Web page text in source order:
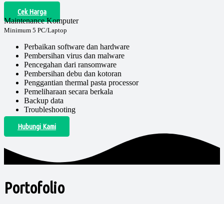
Cek Harga
Maintenance Komputer
Minimum 5 PC/Laptop
Perbaikan software dan hardware
Pembersihan virus dan malware
Pencegahan dari ransomware
Pembersihan debu dan kotoran
Penggantian thermal pasta processor
Pemeliharaan secara berkala
Backup data
Troubleshooting
Hubungi Kami
Portofolio